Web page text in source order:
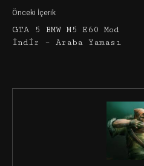
Önceki İçerik
GTA 5 BMW M5 E60 Mod
İndir – Araba Yaması